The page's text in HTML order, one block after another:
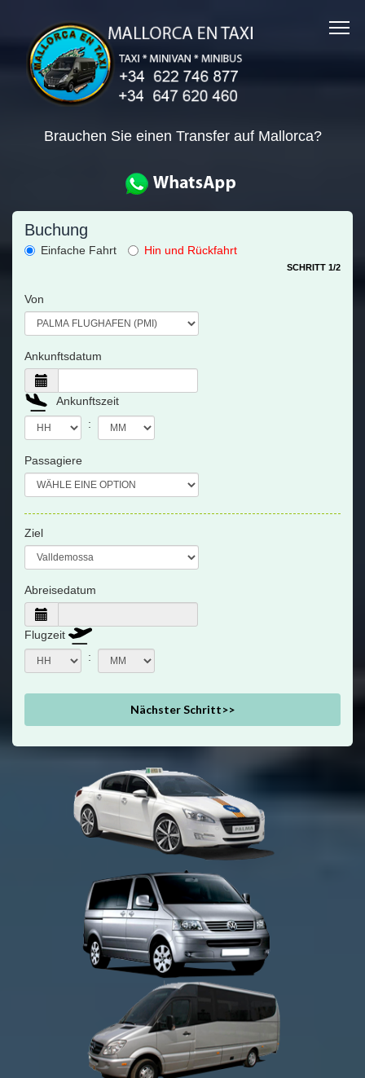
Brauchen Sie einen Transfer auf Mallorca?
Buchung
Einfache Fahrt Hin und Rückfahrt
SCHRITT 1/2
Von
Ankunftsdatum
Ankunftszeit
:
Passagiere
Ziel
Abreisedatum
Flugzeit
:
Nächster Schritt>>